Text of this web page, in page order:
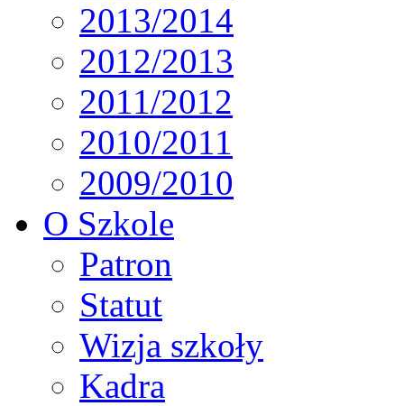
2013/2014
2012/2013
2011/2012
2010/2011
2009/2010
O Szkole
Patron
Statut
Wizja szkoły
Kadra